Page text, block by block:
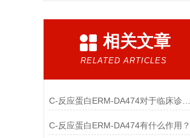
相关文章
RELATED ARTICLES
C-反应蛋白ERM-DA474对于临床诊断至关重要
C-反应蛋白ERM-DA474有什么作用？